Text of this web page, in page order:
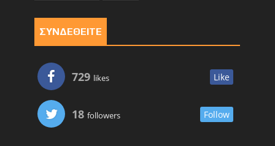
ΣΥΝΔΕΘΕΙΤΕ
729 likes Like
18 followers Follow